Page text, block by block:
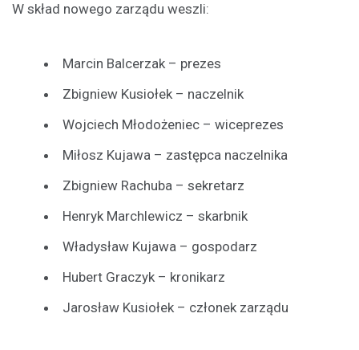
W skład nowego zarządu weszli:
Marcin Balcerzak – prezes
Zbigniew Kusiołek – naczelnik
Wojciech Młodożeniec – wiceprezes
Miłosz Kujawa – zastępca naczelnika
Zbigniew Rachuba – sekretarz
Henryk Marchlewicz – skarbnik
Władysław Kujawa – gospodarz
Hubert Graczyk – kronikarz
Jarosław Kusiołek – członek zarządu